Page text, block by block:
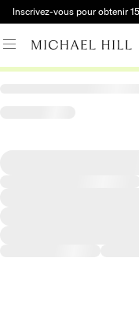
Inscrivez-vous pour obtenir